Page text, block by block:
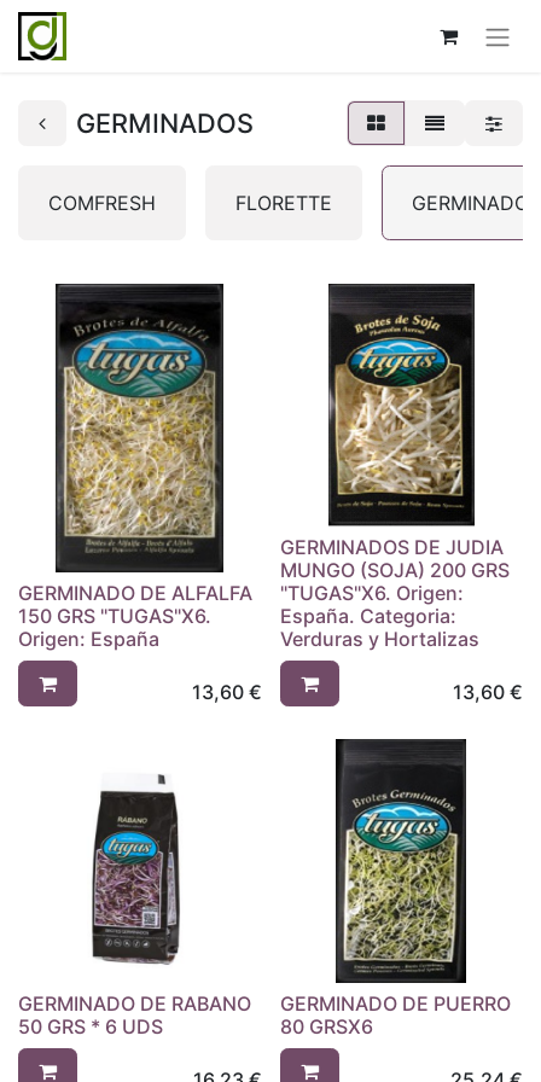
GERMINADOS
COMFRESH FLORETTE GERMINADOS
GERMINADO DE ALFALFA
150 GRS "TUGAS"X6.
Origen: España
13,60€
GERMINADOS DE JUDIA
MUNGO (SOJA) 200 GRS
"TUGAS"X6. Origen:
España. Categoria:
Verduras y Hortalizas
13,60 €
GERMINADO DE RABANO
50 GRS * 6 UDS
GERMINADO DE PUERRO
80 GRSX6